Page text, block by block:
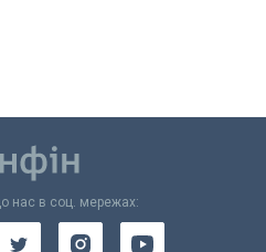
нас в соц. мережах: